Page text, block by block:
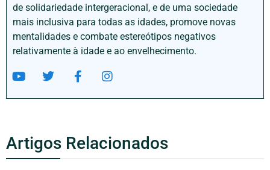
de solidariedade intergeracional, e de uma sociedade
mais inclusiva para todas as idades, promove novas
mentalidades e combate estereótipos negativos
relativamente à idade e ao envelhecimento.
Artigos Relacionados